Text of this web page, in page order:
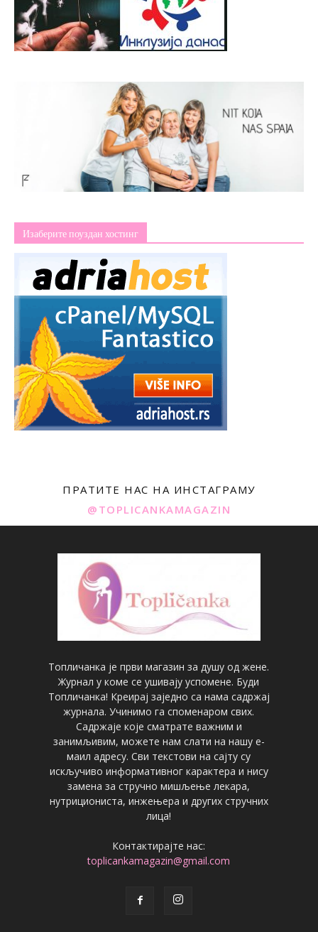
Изаберите поуздан хостинг
ПРАТИТЕ НАС НА ИНСТАГРАМУ
@TOPLICANKAMAGAZIN
Топличанка је први магазин за душу од жене.
Журнал у коме се ушивају успомене. Буди
Топличанка! Креирај заједно са нама садржај
журнала. Учинимо га споменаром свих.
Садржаје које сматрате важним и
занимљивим, можете нам слати на нашу е-
маил адресу. Сви текстови на сајту су
искључиво информативног карактера и нису
замена за стручно мишљење лекара,
нутрициониста, инжењера и других стручних
лица!
Контактирајте нас:
toplicankamagazin@gmail.com